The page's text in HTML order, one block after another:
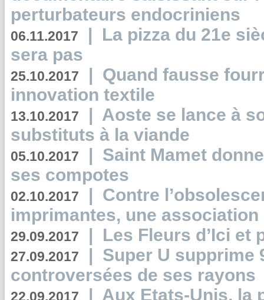
perturbateurs endocriniens
06.11.2017 | La pizza du 21e
sera pas
25.10.2017 | Quand fausse
innovation textile
13.10.2017 | Aoste se lance à
substituts à la viande
05.10.2017 | Saint Mamet
ses compotes
02.10.2017 | Contre
imprimantes, une
29.09.2017 | Les Fleurs d’Ici et
27.09.2017 | Super U supprime
controversées de ses rayons
22.09.2017 | Aux Etats-Unis, la